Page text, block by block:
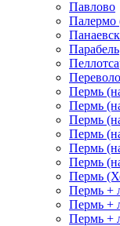
Павлово
Палермо
Панаевск
Парабель
Пермь
Пермь
Пермь
Пермь
Пермь
Пермь
Пермь
Пермь +
Пермь +
Пермь +